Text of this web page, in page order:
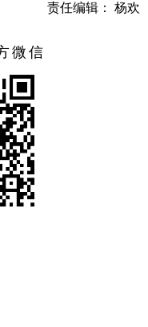
责任编辑： 杨欢
微信